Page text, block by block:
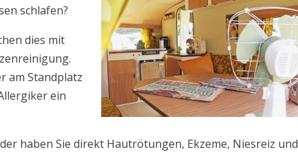
schlafen?
dies mit
am Standplatz
ein
haben Sie direkt Hautrötungen, Ekzeme, Niesreiz und